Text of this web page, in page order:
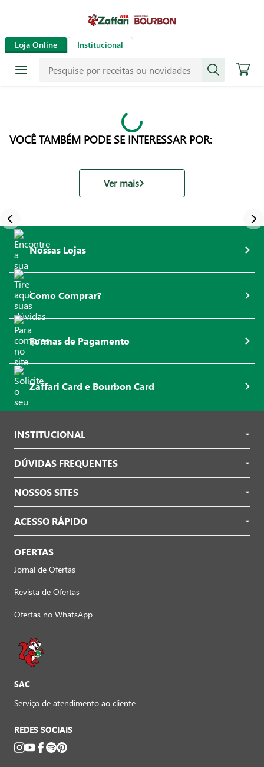
Loja Online Institucional
VOCÊ TAMBÉM PODE SE INTERESSAR POR:
Ver mais
Nossas Lojas
Como Comprar?
Formas de Pagamento
Zaffari Card e Bourbon Card
INSTITUCIONAL
DÚVIDAS FREQUENTES
NOSSOS SITES
ACESSO RÁPIDO
OFERTAS
Jornal de Ofertas
Revista de Ofertas
Ofertas no WhatsApp
SAC
Serviço de atendimento ao cliente
REDES SOCIAIS